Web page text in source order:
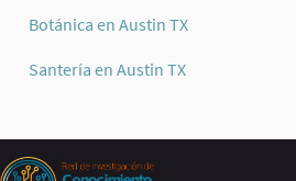
Botánica en Austin TX
Santería en Austin TX